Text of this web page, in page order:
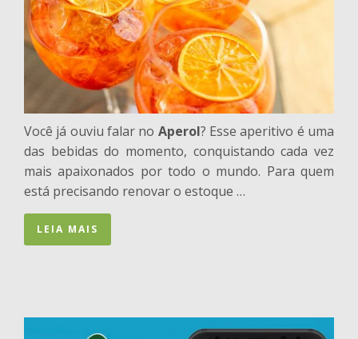
Você já ouviu falar no Aperol? Esse aperitivo é uma
das bebidas do momento, conquistando cada vez
mais apaixonados por todo o mundo. Para quem
está precisando renovar o estoque …
LEIA MAIS